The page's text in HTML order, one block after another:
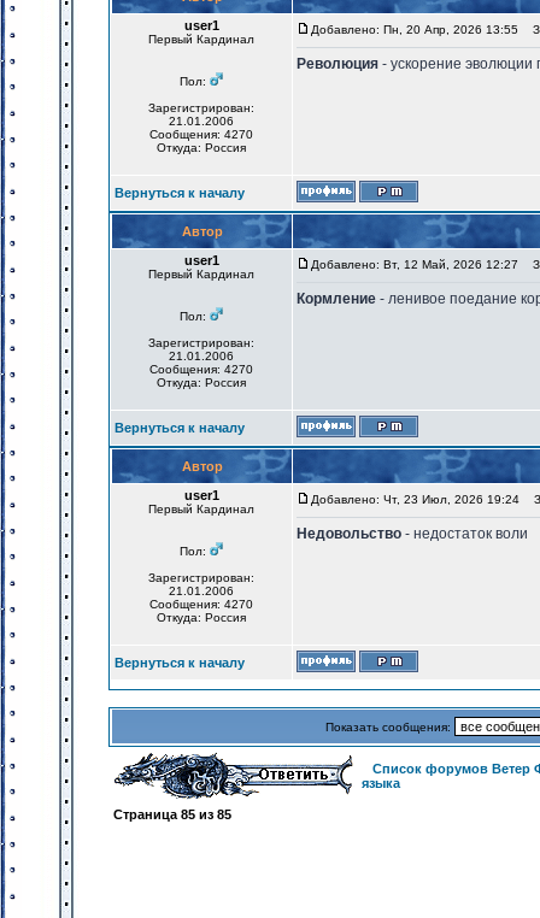
user1
Первый Кардинал
Пол:
Зарегистрирован:
21.01.2006
Сообщения: 4270
Откуда: Россия
Добавлено: Пн, 20 Апр, 2026 13:55
Революция - ускорение
Вернуться к началу
Автор
user1
Первый Кардинал
Пол:
Зарегистрирован:
21.01.2006
Сообщения: 4270
Откуда: Россия
Добавлено: Вт, 12 Май, 2026 12:27
Кормление - ленивое поедание
Вернуться к началу
Автор
user1
Первый Кардинал
Пол:
Зарегистрирован:
21.01.2006
Сообщения: 4270
Откуда: Россия
Добавлено: Чт, 23 Июл, 2026 19:24
Недовольство - недостаток воли
Вернуться к началу
Показать сообщения:
Список форумов Ветер
языка
Страница 85 из 85